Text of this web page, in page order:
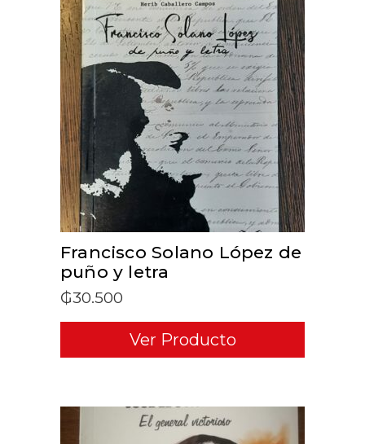
ADD TO CART
Francisco Solano López de
puño y letra
₲30.500
Ver Producto